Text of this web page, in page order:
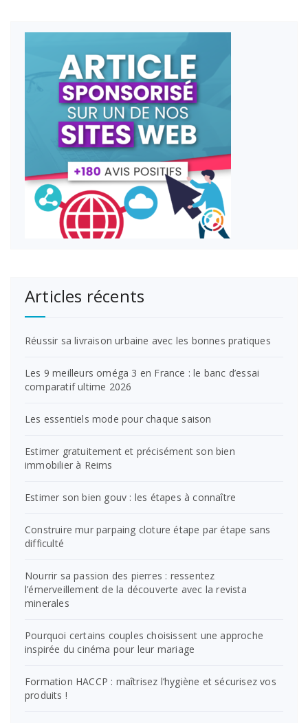
Articles récents
Réussir sa livraison urbaine avec les bonnes pratiques
Les 9 meilleurs oméga 3 en France : le banc d’essai
comparatif ultime 2026
Les essentiels mode pour chaque saison
Estimer gratuitement et précisément son bien
immobilier à Reims
Estimer son bien gouv : les étapes à connaître
Construire mur parpaing cloture étape par étape sans
difficulté
Nourrir sa passion des pierres : ressentez
l’émerveillement de la découverte avec la revista
minerales
Pourquoi certains couples choisissent une approche
inspirée du cinéma pour leur mariage
Formation HACCP : maîtrisez l’hygiène et sécurisez vos
produits !